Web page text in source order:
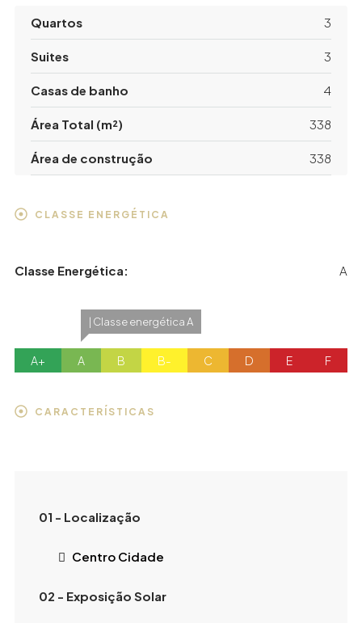
Quartos 3
Suites 3
Casas de banho 4
Área Total (m²) 338
Área de construção 338
CLASSE ENERGÉTICA
Classe Energética: A
A+
| Classe energética A
A B B- C D E F
CARACTERÍSTICAS
01 - Localização
Centro Cidade
02 - Exposição Solar